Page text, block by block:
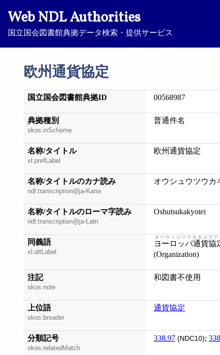
Web NDL Authorities
国立国会図書館典拠データ検索・提供サービス
欧州通貨協定
国立国会図書館典拠ID 00568987
典拠種別
skos:inScheme
普通件名
名称/タイトル
xl:prefLabel
欧州通貨協定
名称/タイトルのカナ読み
ndl:transcription@ja-Kana
オウシュウツウカ
名称/タイトルのローマ字読み
ndl:transcription@ja-Latn
Oshutsukakyotei
同義語
xl:altLabel
ヨーロッパ通貨協
ヨーロッパツウカキョウテ
(Organization)
注記
skos:note
和図書不使用
上位語
skos:broader
通貨協定
分類記号
skos:relatedMatch
338.97 (NDC10);